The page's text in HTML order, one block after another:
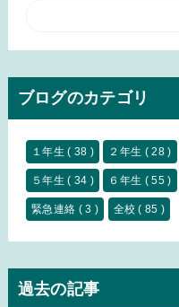
ブログのカテゴリ
１年生( 38 ) ２年生 ( 28 )
５年生( 34 ) ６年生 ( 55 )
緊急連絡 ( 3 ) 全校( 85 )
過去の記事